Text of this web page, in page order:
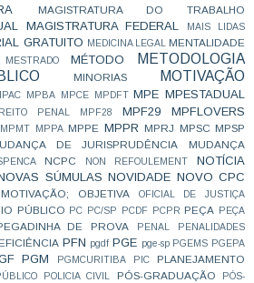
MAGISTRATURA DO TRABALHO
MAGISTRATURA FEDERAL
MAIS LIDAS
GRATUITO MEDICINA LEGAL MENTALIDADE
MESTRADO MÉTODO
METODOLOGIA
MINORIAS
MOTIVAÇÃO
MPBA MPCE MPDFT MPE MPESTADUAL
PENAL MPF28 MPF29
MPFLOVERS
MPMT MPPA MPPE MPPR MPRJ MPSC MPSP
DE JURISPRUDÊNCIA
MUDANÇA
NCPC NON REFOULEMENT
NOTÍCIA
SÚMULAS NOVIDADE NOVO CPC
OBJETIVA OFICIAL DE JUSTIÇA
PÚBLICO PC PC/SP PCDF PCPR PEÇA
PEÇA
DE PROVA PENAL PENALIDADES
PFN pgdf PGE pge-sp PGEMS PGEPA
PGM PGMCURITIBA PIC PLANEJAMENTO
POLICIA CIVIL PÓS-GRADUAÇÃO
PÓS-